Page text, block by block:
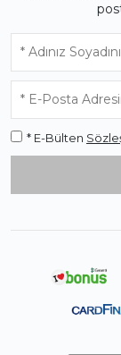
* E-Bülten